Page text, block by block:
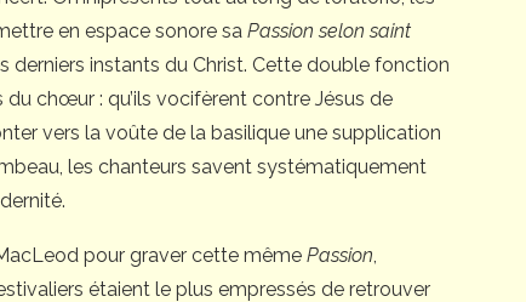
en espace sonore sa Passion selon saint
instants du Christ. Cette double fonction
chœur : qu’ils vocifèrent contre Jésus de
vers la voûte de la basilique une supplication
les chanteurs savent systématiquement
pour graver cette même Passion,
étaient le plus empressés de retrouver